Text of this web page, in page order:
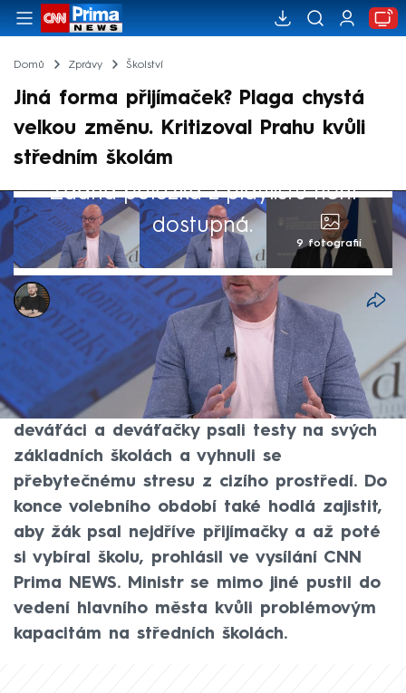
Domů Zprávy Školství
Jiná forma přijímaček? Plaga chystá
velkou změnu. Kritizoval Prahu kvůli
středním školám
Žádná položka z playlistu není
dostupná.
9 fotografií
Marek Pausz
29. dub 2026, 09:43
Systém přijímacích zkoušek na střední školy
by měl projít velkou změnou. Ministr Robert
Plaga (za ANO) například navrhuje, aby
deváťáci a deváťačky psali testy na svých
základních školách a vyhnuli se
přebytečnému stresu z cizího prostředí. Do
konce volebního období také hodlá zajistit,
aby žák psal nejdříve přijímačky a až poté
si vybíral školu, prohlásil ve vysílání CNN
Prima NEWS. Ministr se mimo jiné pustil do
vedení hlavního města kvůli problémovým
kapacitám na středních školách.